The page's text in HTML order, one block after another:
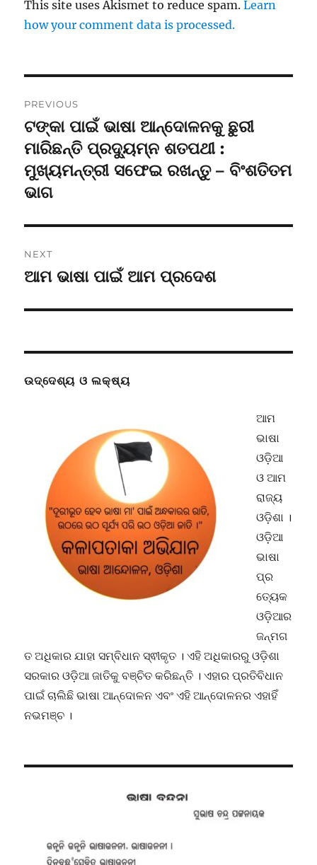
This site uses Akismet to reduce spam.Learn
how your comment data is processed.
navigation
PREVIOUS
Previous
post:
ଟଙ୍କା ପାଇଁ ଭାଷା ଆନ୍ଦୋଳନକୁ ଛୁରୀ
ମାରିଛନ୍ତି ପ୍ରଦ୍ୟୁମ୍ନ ଶତପଥୀ :
ମୁଖ୍ୟମନ୍ତ୍ରୀ ସଫେଇ ରଖନ୍ତୁ – ବିଂଶତିତମ
ଭାଗ
NEXT
Next
ଆମ ଭାଷା ପାଇଁ ଆମ ପ୍ରଦେଶ
ଉଦ୍ଦେଶ୍ୟ ଓ ଲକ୍ଷ୍ୟ
ଆମ
ଭାଷା
ଓଡ଼ିଆ
ଓ ଆମ
ରାଜ୍ୟ
ଓଡ଼ିଶା ।
ଓଡ଼ିଆ
ଭାଷା
ପ୍ର
ତ୍ୟେକ
ଓଡ଼ିଆର
ଜନ୍ମଗ
ତ ଅଧିକାର ଯାହା ସମ୍ବିଧାନ ସ୍ଵୀକୃତ । ଏହି ଅଧିକାରରୁ ଓଡ଼ିଶା
ସରକାର ଓଡ଼ିଆ ଜାତିକୁ ବଞ୍ଚିତ କରିଛନ୍ତି । ଏହାର ପ୍ରତିବିଧାନ
ପାଇଁ ଚାଲିଛି ଭାଷା ଆନ୍ଦୋଳନ ଏବଂ ଏହି ଆନ୍ଦୋଳନର ଏହାହିଁ
ନଭମଞ୍ଚ ।